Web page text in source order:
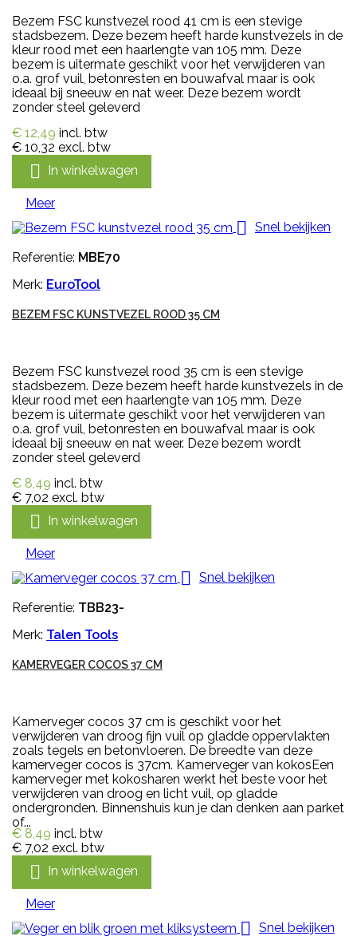
Bezem FSC kunstvezel rood 41 cm is een stevige
stadsbezem. Deze bezem heeft harde kunstvezels in de
kleur rood met een haarlengte van 105 mm. Deze
bezem is uitermate geschikt voor het verwijderen van
o.a. grof vuil, betonresten en bouwafval maar is ook
ideaal bij sneeuw en nat weer. Deze bezem wordt
zonder steel geleverd
€ 12,49 incl. btw
€ 10,32 excl. btw
 In winkelwagen
Meer
 Snel bekijken
Referentie: MBE70
Merk: EuroTool
BEZEM FSC KUNSTVEZEL ROOD 35 CM
Bezem FSC kunstvezel rood 35 cm is een stevige
stadsbezem. Deze bezem heeft harde kunstvezels in de
kleur rood met een haarlengte van 105 mm. Deze
bezem is uitermate geschikt voor het verwijderen van
o.a. grof vuil, betonresten en bouwafval maar is ook
ideaal bij sneeuw en nat weer. Deze bezem wordt
zonder steel geleverd
€ 8,49 incl. btw
€ 7,02 excl. btw
 In winkelwagen
Meer
 Snel bekijken
Referentie: TBB23-
Merk: Talen Tools
KAMERVEGER COCOS 37 CM
Kamerveger cocos 37 cm is geschikt voor het
verwijderen van droog fijn vuil op gladde oppervlakten
zoals tegels en betonvloeren. De breedte van deze
kamerveger cocos is 37cm. Kamerveger van kokosEen
kamerveger met kokosharen werkt het beste voor het
verwijderen van droog en licht vuil, op gladde
ondergronden. Binnenshuis kun je dan denken aan parket
of...
€ 8,49 incl. btw
€ 7,02 excl. btw
 In winkelwagen
Meer
 Snel bekijken